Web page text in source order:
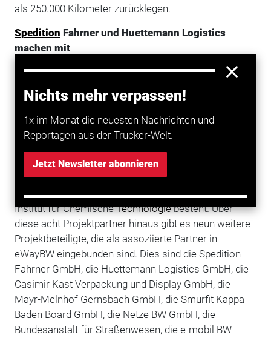
Nichts mehr verpassen!
1x im Monat die neuesten Nachrichten und
Reportagen aus der Trucker-Welt.
Jetzt Newsletter abonnieren
als 250.000 Kilometer zurücklegen.
Spedition Fahrner und Huettemann Logistics
machen mit
Das Verkehrsministerium in Stuttgart als
Vorhabenträger kooperiert bei diesem Pilotprojekt mit
der Südwestdeutschen Verkehrs-Aktiengesellschaft
(SWEG), dem Regierungspräsidium Karlsruhe, dem
Landkreis Rastatt sowie dem Konsortium Forschung
System- und Innovationsforschung Fraunhofer ISI,
der PTV Transport Consult GmbH, dem FZI
Forschungszentrum Informatik und dem Fraunhofer-
Institut für ChemischeTechnologiebesteht. Über
diese acht Projektpartner hinaus gibt es neun weitere
Projektbeteiligte, die als assoziierte Partner in
eWayBW eingebunden sind. Dies sind die Spedition
Fahrner GmbH, die Huettemann Logistics GmbH, die
Casimir Kast Verpackung und Display GmbH, die
Mayr-Melnhof Gernsbach GmbH, die Smurfit Kappa
Baden Board GmbH, die Netze BW GmbH, die
Bundesanstalt für Straßenwesen, die e-mobil BW